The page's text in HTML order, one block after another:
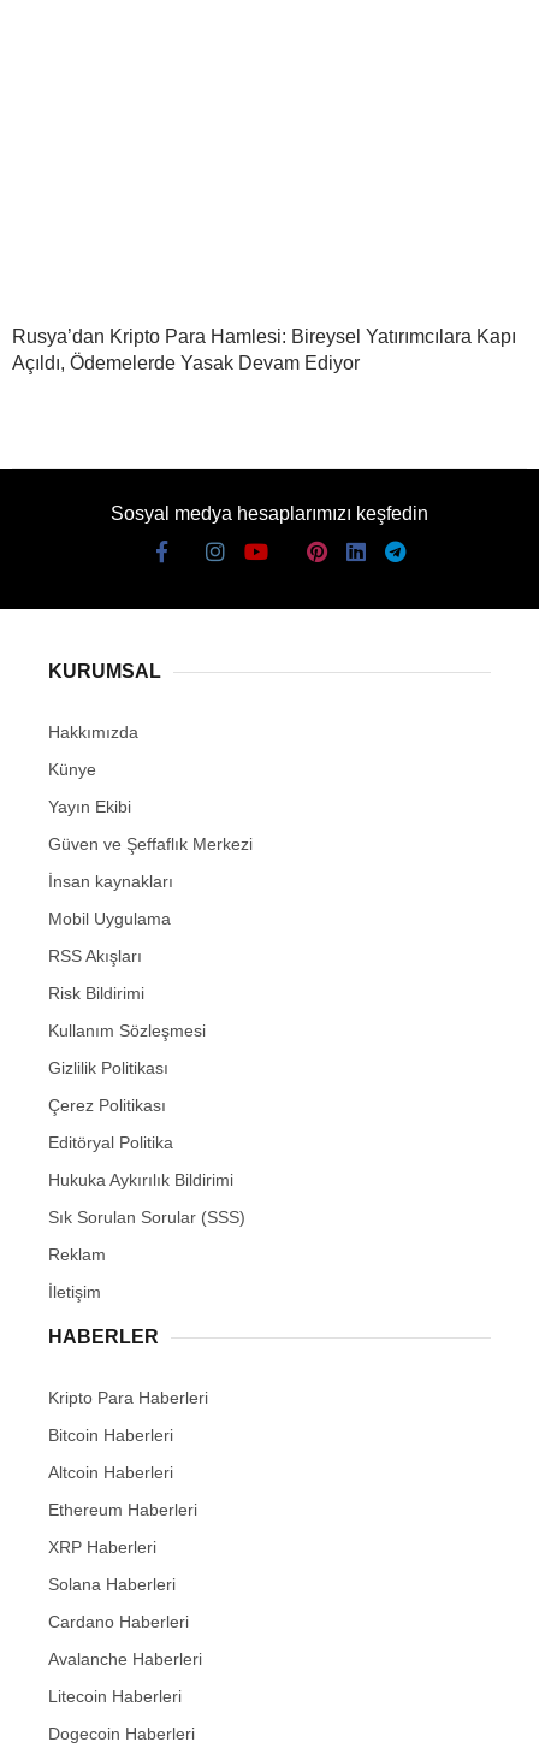
Rusya’dan Kripto Para Hamlesi: Bireysel Yatırımcılara Kapı
Açıldı, Ödemelerde Yasak Devam Ediyor
Sosyal medya hesaplarımızı keşfedin
KURUMSAL
Hakkımızda
Künye
Yayın Ekibi
Güven ve Şeffaflık Merkezi
İnsan kaynakları
Mobil Uygulama
RSS Akışları
Risk Bildirimi
Kullanım Sözleşmesi
Gizlilik Politikası
Çerez Politikası
Editöryal Politika
Hukuka Aykırılık Bildirimi
Sık Sorulan Sorular (SSS)
Reklam
İletişim
HABERLER
Kripto Para Haberleri
Bitcoin Haberleri
Altcoin Haberleri
Ethereum Haberleri
XRP Haberleri
Solana Haberleri
Cardano Haberleri
Avalanche Haberleri
Litecoin Haberleri
Dogecoin Haberleri